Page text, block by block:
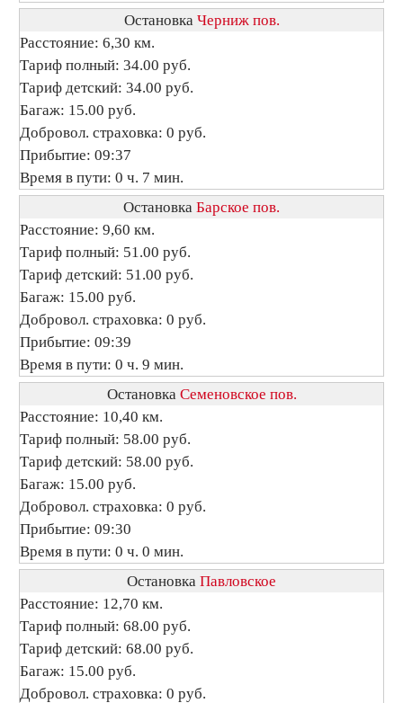
Остановка Черниж пов.
Расстояние: 6,30 км.
Тариф полный: 34.00 руб.
Тариф детский: 34.00 руб.
Багаж: 15.00 руб.
Добровол. страховка: 0 руб.
Прибытие: 09:37
Время в пути: 0 ч. 7 мин.
Остановка Барское пов.
Расстояние: 9,60 км.
Тариф полный: 51.00 руб.
Тариф детский: 51.00 руб.
Багаж: 15.00 руб.
Добровол. страховка: 0 руб.
Прибытие: 09:39
Время в пути: 0 ч. 9 мин.
Остановка Семеновское пов.
Расстояние: 10,40 км.
Тариф полный: 58.00 руб.
Тариф детский: 58.00 руб.
Багаж: 15.00 руб.
Добровол. страховка: 0 руб.
Прибытие: 09:30
Время в пути: 0 ч. 0 мин.
Остановка Павловское
Расстояние: 12,70 км.
Тариф полный: 68.00 руб.
Тариф детский: 68.00 руб.
Багаж: 15.00 руб.
Добровол. страховка: 0 руб.